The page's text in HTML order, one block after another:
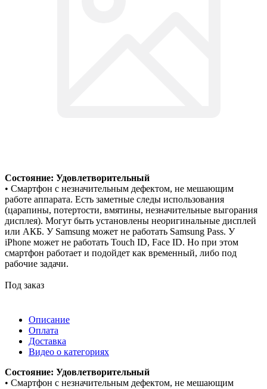
Состояние: Удовлетворительный
• Смартфон с незначительным дефектом, не мешающим
работе аппарата. Есть заметные следы использования
(царапины, потертости, вмятины, незначительные выгорания
дисплея). Могут быть установлены неоригинальные дисплей
или АКБ. У Samsung может не работать Samsung Pass. У
iPhone может не работать Touch ID, Face ID. Но при этом
смартфон работает и подойдет как временный, либо под
рабочие задачи.
Под заказ
Описание
Оплата
Доставка
Видео о категориях
Состояние: Удовлетворительный
• Смартфон с незначительным дефектом, не мешающим